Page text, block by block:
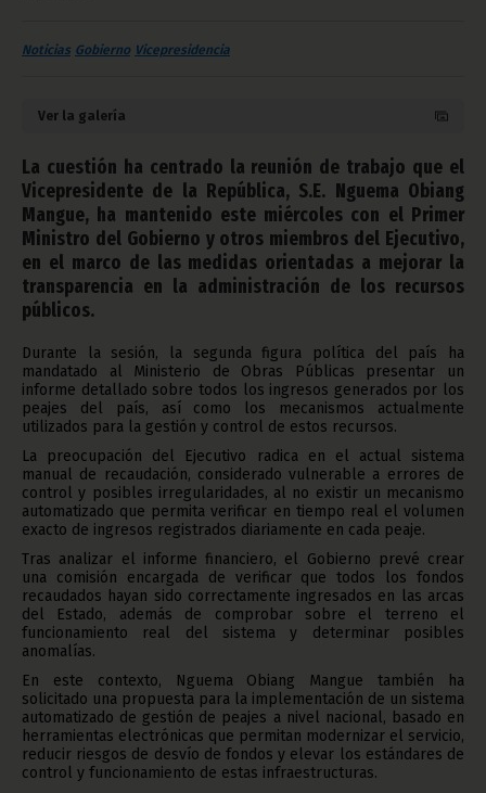
Noticias Gobierno Vicepresidencia
Ver la galería
La cuestión ha centrado la reunión de trabajo que el
Vicepresidente de la República, S.E. Nguema Obiang
Mangue, ha mantenido este miércoles con el Primer
Ministro del Gobierno y otros miembros del Ejecutivo,
en el marco de las medidas orientadas a mejorar la
transparencia en la administración de los recursos
públicos.
Durante la sesión, la segunda figura política del país ha
mandatado al Ministerio de Obras Públicas presentar un
informe detallado sobre todos los ingresos generados por los
peajes del país, así como los mecanismos actualmente
utilizados para la gestión y control de estos recursos.
La preocupación del Ejecutivo radica en el actual sistema
manual de recaudación, considerado vulnerable a errores de
control y posibles irregularidades, al no existir un mecanismo
automatizado que permita verificar en tiempo real el volumen
exacto de ingresos registrados diariamente en cada peaje.
Tras analizar el informe financiero, el Gobierno prevé crear
una comisión encargada de verificar que todos los fondos
recaudados hayan sido correctamente ingresados en las arcas
del Estado, además de comprobar sobre el terreno el
funcionamiento real del sistema y determinar posibles
anomalías.
En este contexto, Nguema Obiang Mangue también ha
solicitado una propuesta para la implementación de un sistema
automatizado de gestión de peajes a nivel nacional, basado en
herramientas electrónicas que permitan modernizar el servicio,
reducir riesgos de desvío de fondos y elevar los estándares de
control y funcionamiento de estas infraestructuras.